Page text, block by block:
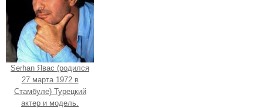
Serhan Явас (родился
27 марта 1972 в
Стамбуле) Турецкий
актер и модель.